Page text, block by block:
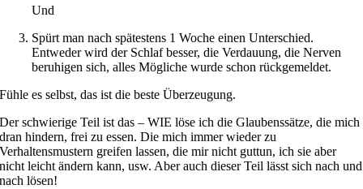
Und
Spürt man nach spätestens 1 Woche einen Unterschied.
Entweder wird der Schlaf besser, die Verdauung, die Nerven
beruhigen sich, alles Mögliche wurde schon rückgemeldet.
Fühle es selbst, das ist die beste Überzeugung.
Der schwierige Teil ist das – WIE löse ich die Glaubenssätze, die mich
dran hindern, frei zu essen. Die mich immer wieder zu
Verhaltensmustern greifen lassen, die mir nicht guttun, ich sie aber
nicht leicht ändern kann, usw. Aber auch dieser Teil lässt sich nach und
nach lösen!